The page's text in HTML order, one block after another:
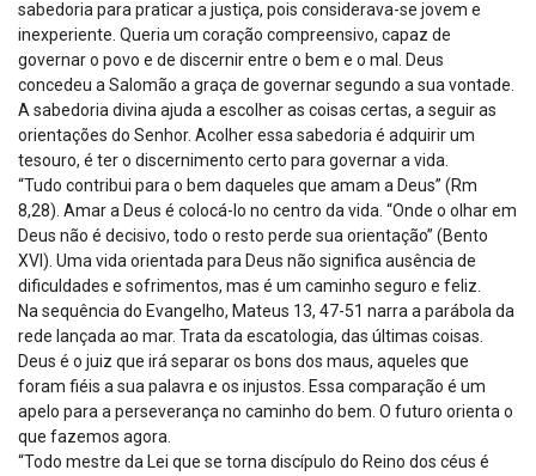
sabedoria para praticar a justiça, pois considerava-se jovem e
inexperiente. Queria um coração compreensivo, capaz de
governar o povo e de discernir entre o bem e o mal. Deus
concedeu a Salomão a graça de governar segundo a sua vontade.
A sabedoria divina ajuda a escolher as coisas certas, a seguir as
orientações do Senhor. Acolher essa sabedoria é adquirir um
tesouro, é ter o discernimento certo para governar a vida.
“Tudo contribui para o bem daqueles que amam a Deus” (Rm
8,28). Amar a Deus é colocá-lo no centro da vida. “Onde o olhar em
Deus não é decisivo, todo o resto perde sua orientação” (Bento
XVI). Uma vida orientada para Deus não significa ausência de
dificuldades e sofrimentos, mas é um caminho seguro e feliz.
Na sequência do Evangelho, Mateus 13, 47-51 narra a parábola da
rede lançada ao mar. Trata da escatologia, das últimas coisas.
Deus é o juiz que irá separar os bons dos maus, aqueles que
foram fiéis a sua palavra e os injustos. Essa comparação é um
apelo para a perseverança no caminho do bem. O futuro orienta o
que fazemos agora.
“Todo mestre da Lei que se torna discípulo do Reino dos céus é